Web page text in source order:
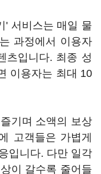
' 서비스는 매일 물
과정에서 이용자
츠입니다. 최종 성
이용자는 최대 10
기며 소액의 보상
고객들은 가볍게
입니다. 다만 일각
이 갈수록 줄어들